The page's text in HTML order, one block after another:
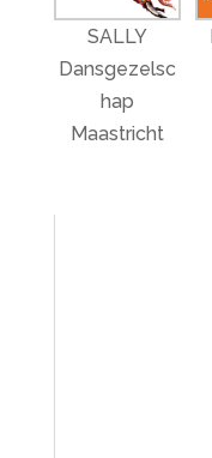
SALLY
Dansgezelsc
hap
Maastricht